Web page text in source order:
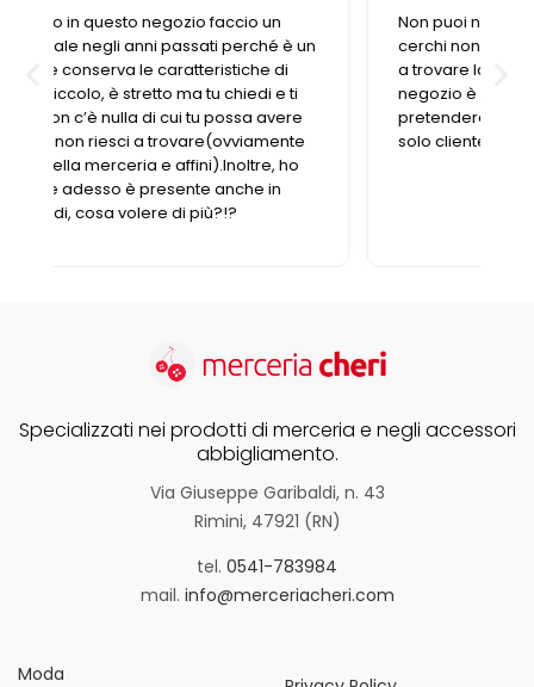
Non puoi non trovare ciò che cerchi. Se ciò che
cerchi non è disponibile, le commesse aiutano
a trovare la soluzione nel migliore dei modi. Il
negozio è sempre pieno e non si può
pretendere che dedicano tutto il tempo a un
solo cliente
Specializzati nei prodotti di merceria e negli accessori
abbigliamento.
Via Giuseppe Garibaldi, n. 43
Rimini, 47921 (RN)
tel. 0541-783984
mail. info@merceriacheri.com
Moda